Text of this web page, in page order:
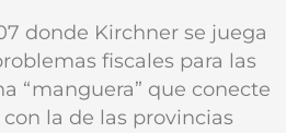
donde Kirchner se juega
fiscales para las
“manguera” que conecte
la de las provincias